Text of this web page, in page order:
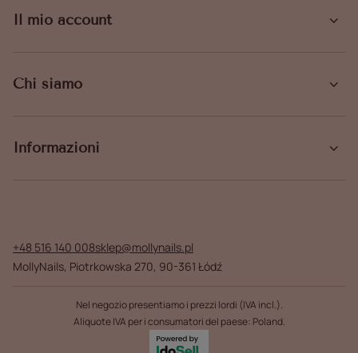
Il mio account
Chi siamo
Informazioni
+48 516 140 008sklep@mollynails.pl
MollyNails, Piotrkowska 270, 90-361 Łódź
Nel negozio presentiamo i prezzi lordi (IVA incl.).
Aliquote IVA per i consumatori del paese: Poland.